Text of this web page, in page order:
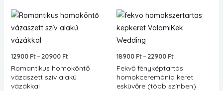
12900 Ft – 20900 Ft
Ártartomány:
-
Romantikus homoköntő
vázaszett szív alakú
vázákkal
18900 Ft–22900 Ft
Ártartomány:
-
Fekvő fényképtartós
homokceremónia keret
esküvőre (több színben)